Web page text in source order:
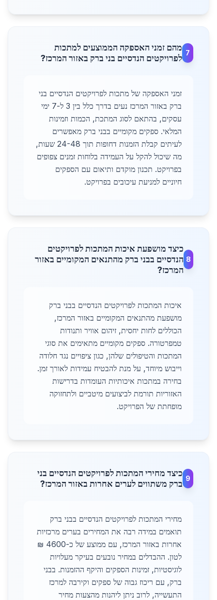
7
מהם זמני האספקה הממוצעים למתכות
לפרויקטים הנדסיים בני ברק באזור המרכז?
זמני האספקה של מתכות לפרויקטים הנדסיים בני
ברק באזור המרכז נעים בדרך כלל בין 3 ל-7 ימי
עסקים, בהתאם לסוג המתכת, הכמות וזמינות
המלאי. ספקים מקומיים בבני ברק מאפשרים
לעיתים קבלת הזמנות דחופות תוך 24-48 שעות,
מה שיכול להקל על העמידה בלוחות זמנים צפופים
בפרויקט. תכנון מוקדם ותיאום עם הספקים
חיוניים למניעת עיכובים בפרויקט.
8
כיצד מושפעת איכות המתכות לפרויקטים
הנדסיים בבני ברק מהתנאים המקומיים באזור
המרכז?
איכות המתכות לפרויקטים הנדסיים בבני ברק
מושפעת מהתנאים המקומיים באזור המרכז,
הכוללים לחות יחסית, זיהום אוויר ותנודות
טמפרטורה. ספקים מקומיים מתאימים את סוגי
המתכות והטיפולים שלהן, כגון ציפויים נגד חלודה
וייבוש מיוחד, על מנת להבטיח עמידות לאורך זמן.
בחירה במתכות איכותיות העומדות בדרישות
האזוריות תורמת לביצועים מיטביים ולתחזוקה
מופחתת של הפרויקט.
9
כיצד מחירי המתכות לפרויקטים הנדסיים בני
ברק משתווים לערים אחרות באזור המרכז?
מחירי המתכות לפרויקטים הנדסיים בבני ברק
תואמים במידה רבה את המחירים בערים מרכזיות
אחרות באזור המרכז, עם ממוצע של כ-4600 ₪
לטון. ההבדלים במחיר נובעים בעיקר מעלויות
לוגיסטיות, זמינות הספקים והיקף ההזמנות. בבני
ברק, עם ריכוז גבוה של ספקים וקירבה למרכז
התעשייה, לרוב ניתן ליהנות מהצעות מחיר